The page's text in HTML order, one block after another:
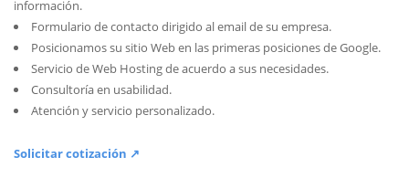
información.
Formulario de contacto dirigido al email de su empresa.
Posicionamos su sitio Web en las primeras posiciones de Google.
Servicio de Web Hosting de acuerdo a sus necesidades.
Consultoría en usabilidad.
Atención y servicio personalizado.
Solicitar cotización ↗